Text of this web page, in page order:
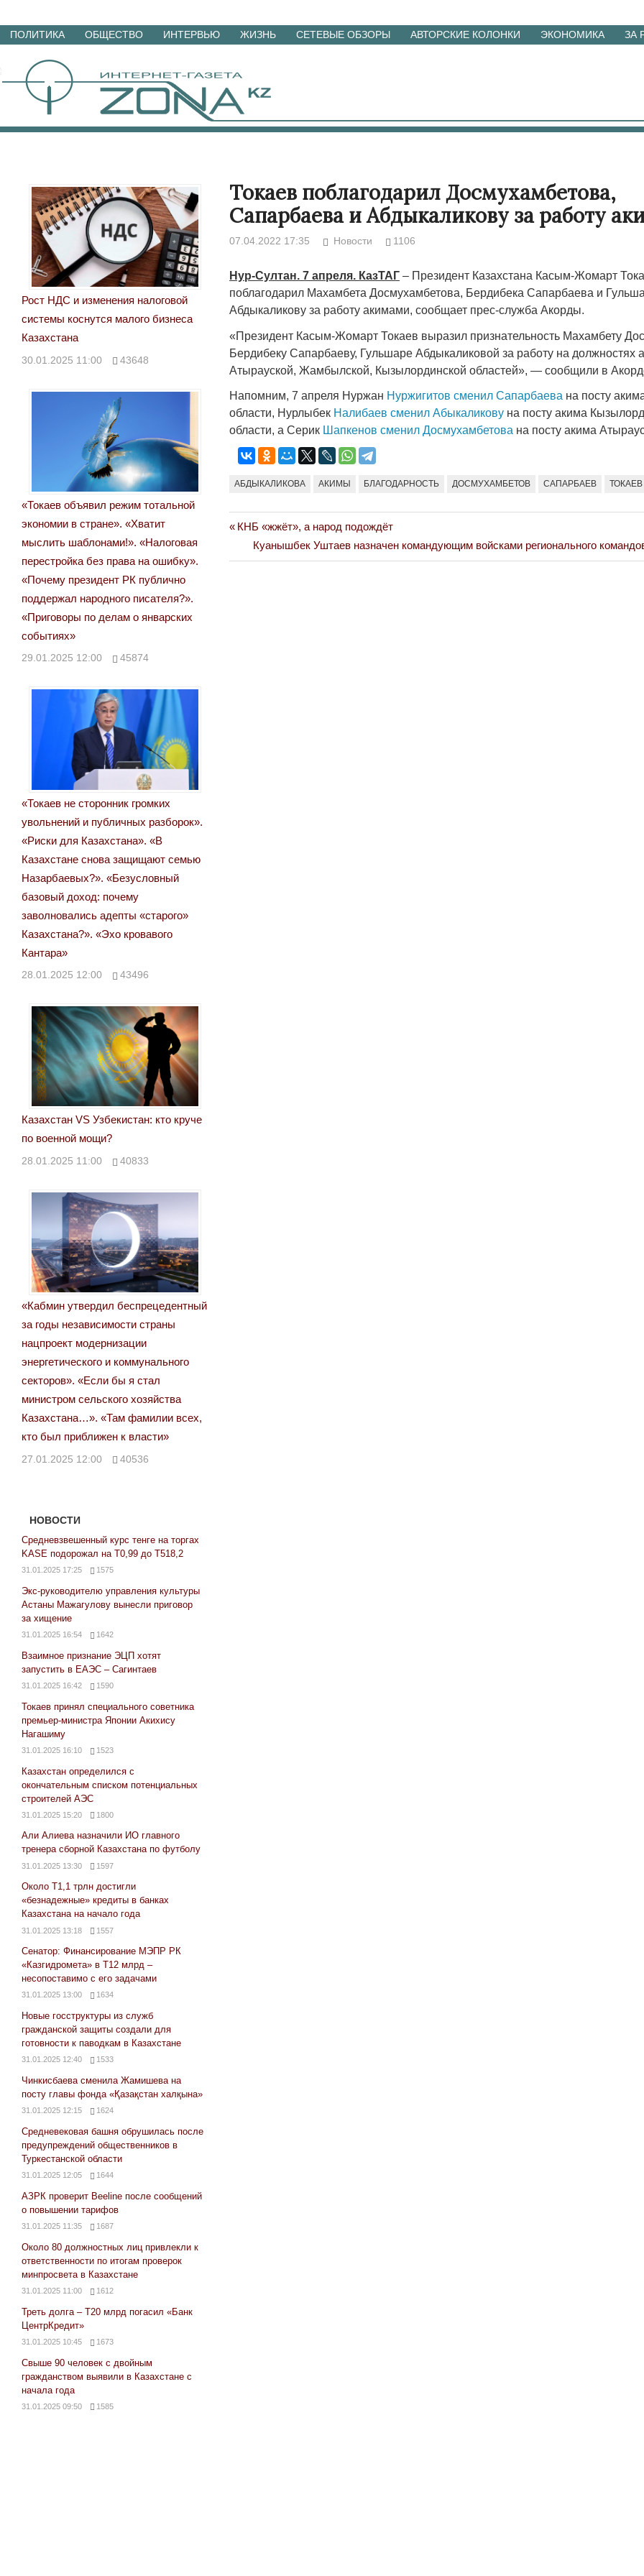
Перейти
материалам
ПОЛИТИКА ОБЩЕСТВО ИНТЕРВЬЮ ЖИЗНЬ СЕТЕВЫЕ ОБЗОРЫ АВТОРСКИЕ КОЛОНКИ ЭКОНОМИКА ЗА
Токаев поблагодарил Досмухамбетова,
Сапарбаева и Абдыкаликову за работу
07.04.2022 17:35 Новости 1106
Нур-Султан. 7 апреля. КазТАГ – Президент Казахстана Касым-Жомарт
поблагодарил Махамбета Досмухамбетова, Бердибека Сапарбаева и
Абдыкаликову за работу акимами, сообщает прес-служба Акорды.
«Президент Касым-Жомарт Токаев выразил признательность Махамбету
Бердибеку Сапарбаеву, Гульшаре Абдыкаликовой за работу на должностях
Атырауской, Жамбылской, Кызылординской областей», — сообщили в
Напомним, 7 апреля Нуржан Нуржигитов сменил Сапарбаева на посту
области, Нурлыбек Налибаев сменил Абыкаликову на посту акима
области, а Серик Шапкенов сменил Досмухамбетова на посту акима
АБДЫКАЛИКОВА АКИМЫ БЛАГОДАРНОСТЬ ДОСМУХАМБЕТОВ САПАРБАЕВ ТОКАЕВ
Навигация
по
Previous
Post:
КНБ «жжёт», а народ подождёт
Next
Post:
Куанышбек Уштаев назначен командующим войсками регионального
Рост НДС и изменения налоговой
системы коснутся малого бизнеса
Казахстана
30.01.2025 11:00 43648
«Токаев объявил режим тотальной
экономии в стране». «Хватит
мыслить шаблонами!». «Налоговая
перестройка без права на ошибку».
«Почему президент РК публично
поддержал народного писателя?».
«Приговоры по делам о январских
событиях»
29.01.2025 12:00 45874
«Токаев не сторонник громких
увольнений и публичных разборок».
«Риски для Казахстана». «В
Казахстане снова защищают семью
Назарбаевых?». «Безусловный
базовый доход: почему
заволновались адепты «старого»
Казахстана?». «Эхо кровавого
Кантара»
28.01.2025 12:00 43496
Казахстан VS Узбекистан: кто круче
по военной мощи?
28.01.2025 11:00 40833
«Кабмин утвердил беспрецедентный
за годы независимости страны
нацпроект модернизации
энергетического и коммунального
секторов». «Если бы я стал
министром сельского хозяйства
Казахстана…». «Там фамилии всех,
кто был приближен к власти»
27.01.2025 12:00 40536
НОВОСТИ
Средневзвешенный курс тенге на торгах
KASE подорожал на Т0,99 до Т518,2
31.01.2025 17:25 1575
Экс-руководителю управления культуры
Астаны Мажагулову вынесли приговор
за хищение
31.01.2025 16:54 1642
Взаимное признание ЭЦП хотят
запустить в ЕАЭС – Сагинтаев
31.01.2025 16:42 1590
Токаев принял специального советника
премьер-министра Японии Акихису
Нагашиму
31.01.2025 16:10 1523
Казахстан определился с
окончательным списком потенциальных
строителей АЭС
31.01.2025 15:20 1800
Али Алиева назначили ИО главного
тренера сборной Казахстана по футболу
31.01.2025 13:30 1597
Около Т1,1 трлн достигли
«безнадежные» кредиты в банках
Казахстана на начало года
31.01.2025 13:18 1557
Сенатор: Финансирование МЭПР РК
«Казгидромета» в Т12 млрд –
несопоставимо с его задачами
31.01.2025 13:00 1634
Новые госструктуры из служб
гражданской защиты создали для
готовности к паводкам в Казахстане
31.01.2025 12:40 1533
Чинкисбаева сменила Жамишева на
посту главы фонда «Қазақстан халқына»
31.01.2025 12:15 1624
Средневековая башня обрушилась после
предупреждений общественников в
Туркестанской области
31.01.2025 12:05 1644
АЗРК проверит Beeline после сообщений
о повышении тарифов
31.01.2025 11:35 1687
Около 80 должностных лиц привлекли к
ответственности по итогам проверок
минпросвета в Казахстане
31.01.2025 11:00 1612
Треть долга – Т20 млрд погасил «Банк
ЦентрКредит»
31.01.2025 10:45 1673
Свыше 90 человек с двойным
гражданством выявили в Казахстане с
начала года
31.01.2025 09:50 1585
Народ выбрал свет
17.10.2024 17:00 29972
Странная
Дарига не
30.10.2024